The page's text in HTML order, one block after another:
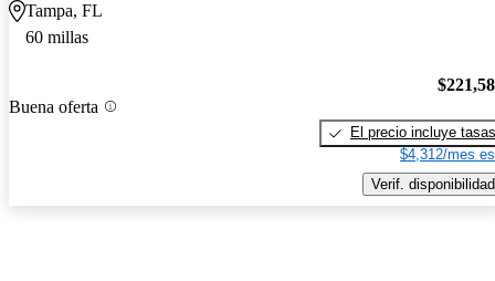
Tampa, FL
60 millas
Buena oferta
El precio incluye tasas
$4,312/mes
Verif. disponibilidad